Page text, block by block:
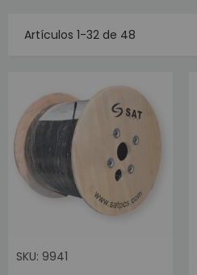
Artículos 1-32 de 48
SKU: 9941